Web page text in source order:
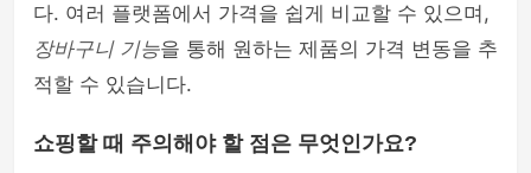
다. 여러 플랫폼에서 가격을 쉽게 비교할 수 있으며,
장바구니 기능을 통해 원하는 제품의 가격 변동을 추
적할 수 있습니다.
쇼핑할 때 주의해야 할 점은 무엇인가요?